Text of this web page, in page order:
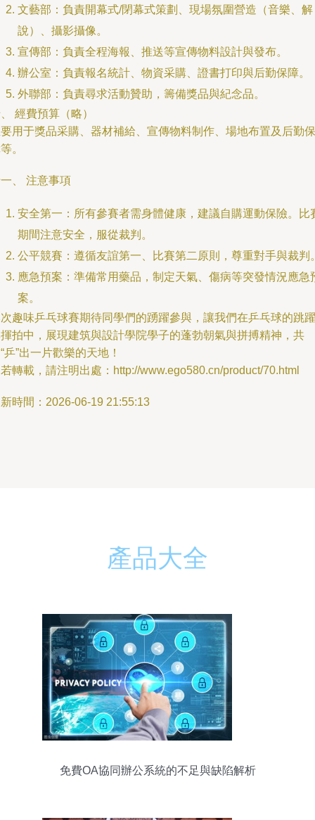
文藝部：負責開幕式/閉幕式策劃、現場氛圍營造（音樂、解
說）、攝影攝像。
宣傳部：負責全程海報、推送等宣傳物料設計與發布。
辦公室：負責報名統計、物資采購、證書打印與后勤保障。
外聯部：負責尋求活動贊助，籌備獎品與紀念品。
經費預算（略）
用于獎品采購、器材補給、宣傳物料制作、場地布置及后勤保
。
、 注意事項
安全第一：所有參賽者需身體健康，建議自購運動保險。比
期間注意安全，服從裁判。
公平競賽：遵循友誼第一、比賽第二原則，尊重對手與裁判
應急預案：準備常用藥品，制定天氣、傷病等突發情況應急
案。
趣味乒乓球賽期待同學們的踴躍參與，讓我們在乒乓球的跳躍
拍中，展現建筑與設計學院學子的蓬勃朝氣與拼搏精神，共
乒”出一片歡樂的天地！
轉載，請注明出處：http://www.ego580.cn/product/70.html
時間：2026-06-19 21:55:13
產品大全
免費OA協同辦公系統的不足與缺陷解析